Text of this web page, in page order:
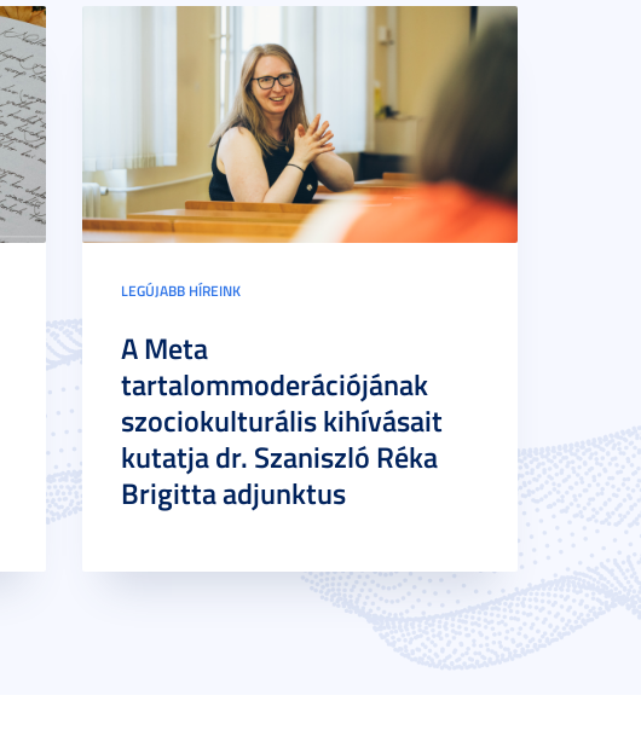
LEGÚJABB HÍREINK
A Meta
tartalommoderációjának
szociokulturális kihívásait
kutatja dr. Szaniszló Réka
Brigitta adjunktus